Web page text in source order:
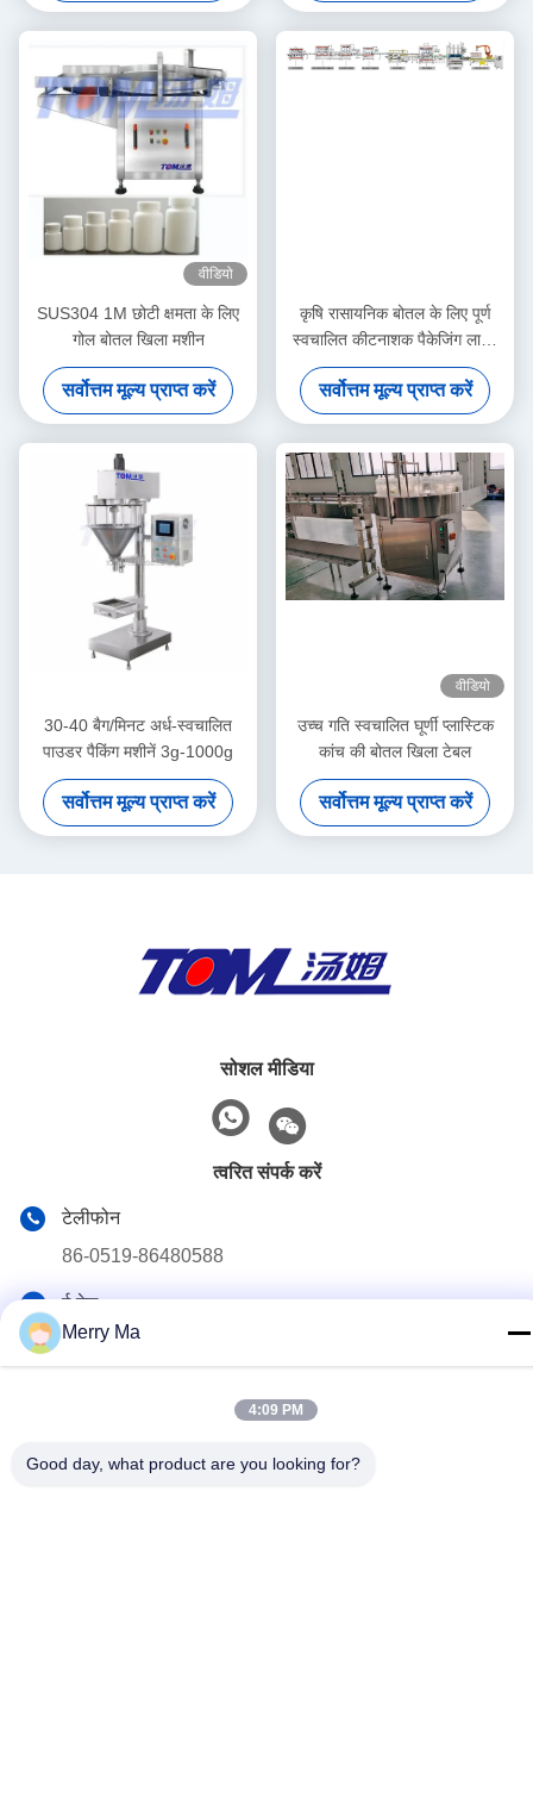
वीडियो
SUS304 1M छोटी क्षमता के लिए
गोल बोतल खिला मशीन
सर्वोत्तम मूल्य प्राप्त करें
कृषि रासायनिक बोतल के लिए पूर्ण
स्वचालित कीटनाशक पैकेजिंग लाइन
100ml-1L
सर्वोत्तम मूल्य प्राप्त करें
30-40 बैग/मिनट अर्ध-स्वचालित
पाउडर पैकिंग मशीनें 3g-1000g
सर्वोत्तम मूल्य प्राप्त करें
वीडियो
उच्च गति स्वचालित घूर्णी प्लास्टिक
कांच की बोतल खिला टेबल
सर्वोत्तम मूल्य प्राप्त करें
सोशल मीडिया
त्वरित संपर्क करें
टेलीफोन
86-0519-86480588
ई-मेल
tech@cn-tom.com
नहीं.99, रुलिन टाउन, जिन्तान जिला, चांगझोउ शहर, जियांगसू प्रांत, चीन।
Merry Ma
4:09 PM
Good day, what product are you looking for?